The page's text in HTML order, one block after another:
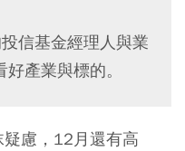
信基金經理人與業
產業與標的。
疑慮，12月還有高